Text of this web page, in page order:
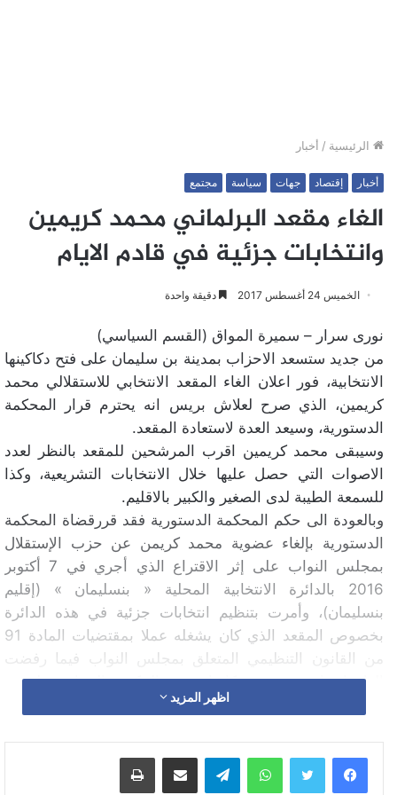
الرئيسية / أخبار
أخبار إقتصاد جهات سياسة مجتمع
الغاء مقعد البرلماني محمد كريمين
وانتخابات جزئية في قادم الايام
الخميس 24 أغسطس 2017 دقيقة واحدة
نورى سرار – سميرة المواق (القسم السياسي)
من جديد ستسعد الاحزاب بمدينة بن سليمان على فتح دكاكينها
الانتخابية، فور اعلان الغاء المقعد الانتخابي للاستقلالي محمد
كريمين، الذي صرح لعلاش بريس انه يحترم قرار المحكمة
الدستورية، وسيعد العدة لاستعادة المقعد.
وسيبقى محمد كريمين اقرب المرشحين للمقعد بالنظر لعدد
الاصوات التي حصل عليها خلال الانتخابات التشريعية، وكذا
للسمعة الطيبة لدى الصغير والكبير بالاقليم.
وبالعودة الى حكم المحكمة الدستورية فقد قررقضاة المحكمة
الدستورية بإلغاء عضوية محمد كريمن عن حزب الإستقلال
بمجلس النواب على إثر الاقتراع الذي أجري في 7 أكتوبر
2016 بالدائرة الانتخابية المحلية « بنسليمان » (إقليم
بنسليمان)، وأمرت بتنظيم انتخابات جزئية في هذه الدائرة
بخصوص المقعد الذي كان يشغله عملا بمقتضيات المادة 91
من القانون التنظيمي المتعلق بمجلس النواب فيما رفضت
إلغاء انتخاب حسن عوكاشا عضو المكتب السياسي لحزب
علاش بريس » بنُسخة منه، « أن المطعون في انتخابه، قام
اظهر المزيد
واتساب تيلقرام مشاركة عبر البريد طباعة